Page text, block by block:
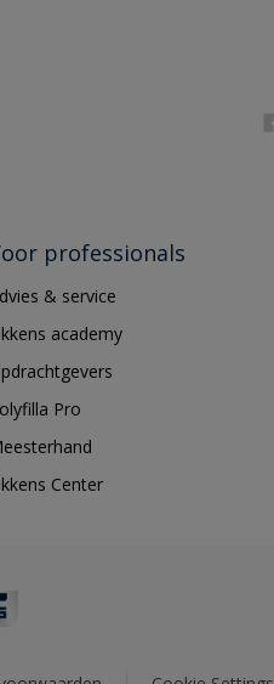
professionals
& service
academy
Pro
Center